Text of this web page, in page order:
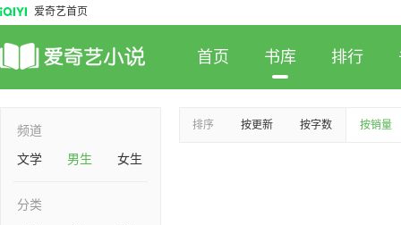
爱奇艺首页
首页 书库 排行
频道
文学
男生 女生
分类
排序 按更新 按字数 按销量